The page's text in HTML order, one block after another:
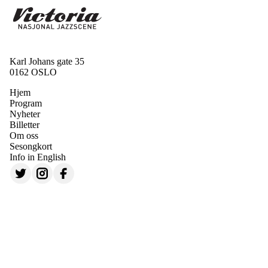
Karl Johans gate 35
0162 OSLO
Hjem
Program
Nyheter
Billetter
Om oss
Sesongkort
Info in English